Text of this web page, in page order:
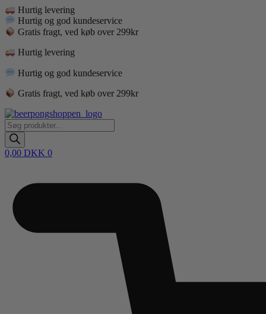
Videre
til
indhold
Hurtig levering
Hurtig og god kundeservice
Gratis fragt, ved køb over 299kr
Hurtig levering
Hurtig og god kundeservice
Gratis fragt, ved køb over 299kr
Products
search
0,00 DKK 0